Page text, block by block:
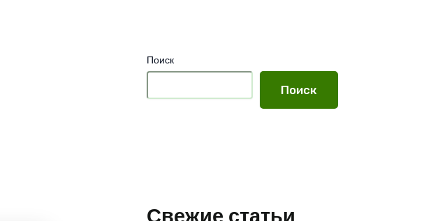
Поиск
Поиск
Свежие статьи